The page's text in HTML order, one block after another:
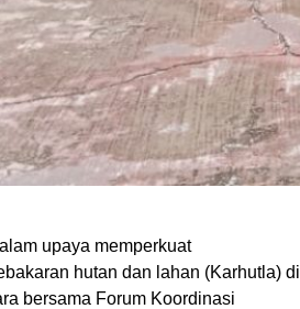
upaya memperkuat
hutan dan lahan (Karhutla) di
bersama Forum Koordinasi